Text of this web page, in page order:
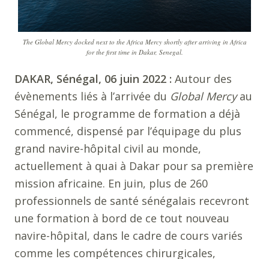
The Global Mercy docked next to the Africa Mercy shortly after arriving in Africa
for the first time in Dakar, Senegal.
DAKAR, Sénégal, 06 juin 2022 : Autour des
évènements liés à l’arrivée du Global Mercyau
Sénégal, le programme de formation a déjà
commencé, dispensé par l’équipage du plus
grand navire-hôpital civil au monde,
actuellement à quai à Dakar pour sa première
mission africaine. En juin, plus de 260
professionnels de santé sénégalais recevront
une formation à bord de ce tout nouveau
navire-hôpital, dans le cadre de cours variés
comme les compétences chirurgicales,